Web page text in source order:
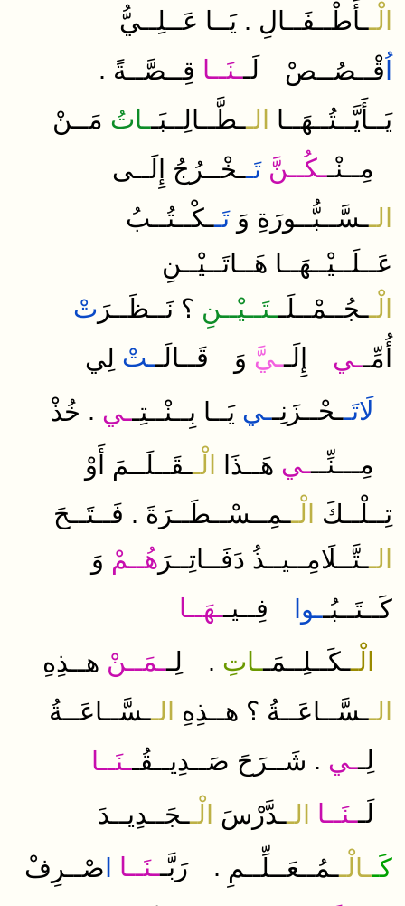
الْــأَطْــفَــالِ . يَــا عَــلِــيُّ
قْــصُــصْ لَــنَــا قِــصَّــةً .
يَــأَيَّــتُــهَــا
الــطَّــالِــبَــاتُ مَــنْ
مِــنْــكُــنَّ تَــخْــرُجُ
إِلَــى
الــسَّــبُّــورَةِ وَ تَــكْــتُــبُ
عَــلَــيْــهَــا هَــاتَــيْــنِ
الْــجُــمْــلَــتَــيْــنِ ؟ نَــظَــرَ تْ
أُمِّــي إِلَــيَّ وَ قَــالَــتْ لِي
لَاتَــحْــزَنِــي يَــا بِــنْــتِــي . خُذْ
​مِـــنِّـــي هَــذَا الْــقَــلَــمَ
أَوْ
تِــلْــكَ
الْــمِــسْــطَــرَةَ . فَــتَــحَ
الــتَّــلَامِــيــذُ دَفَــاتِــرَ هُــمْ وَ
كَــتَــبُــوا ​فِــيــهَــا
الْــكَــلِــمَــاتِ . لِــمَــنْ هــذِهِ
الــسَّــاعَــةُ ؟ هــذِهِ الــسَّــاعَــةُ
​لِــي . شَــرَحَ صَــدِيــقُــنَــا
​لَــنَــا الــدَّرْسَ الْــجَــدِيــدَ
كَــالْــمُــعَــلِّــمِ . رَبَّــنَــا صْــرِفْ